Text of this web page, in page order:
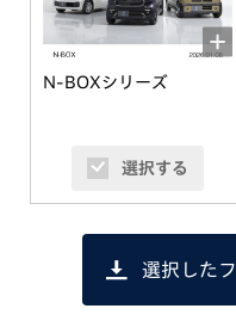
N-BOXシリーズ
選択する
選択した